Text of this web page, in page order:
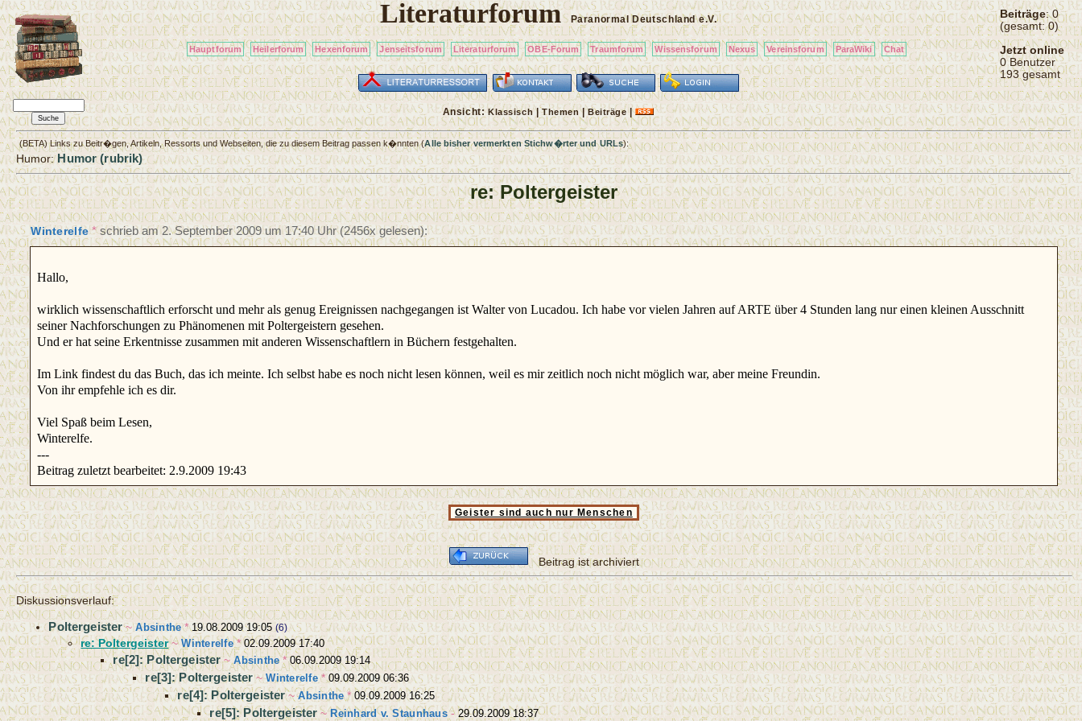
Beiträge: 0
(gesamt: 0)
Jetzt online
0 Benutzer
193 gesamt
Literaturforum Paranormal Deutschland e.V.
Hauptforum Heilerforum Hexenforum Jenseitsforum Literaturforum OBE-Forum Traumforum Wissensforum Nexus Vereinsforum ParaWiki Chat
Ansicht:Klassisch|Themen|Beiträge |
(BETA) Links zu Beitr�gen, Artikeln, Ressorts und Webseiten, die zu diesem Beitrag passen k�nnten (Alle bisher vermerkten Stichw�rter und URLs):
Humor:Humor (rubrik)
re: Poltergeister
Winterelfe*schrieb am 2. September 2009 um 17:40 Uhr(2456x gelesen):
Hallo,
wirklich wissenschaftlich erforscht und mehr als genug Ereignissen nachgegangen ist Walter von Lucadou. Ich habe vor vielen Jahren auf ARTE über 4 Stunden lang nur einen kleinen Ausschnitt
seiner Nachforschungen zu Phänomenen mit Poltergeistern gesehen.
Und er hat seine Erkentnisse zusammen mit anderen Wissenschaftlern in Büchern festgehalten.
Im Link findest du das Buch, das ich meinte. Ich selbst habe es noch nicht lesen können, weil es mir zeitlich noch nicht möglich war, aber meine Freundin.
Von ihr empfehle ich es dir.
Viel Spaß beim Lesen,
Winterelfe.
---
Beitrag zuletzt bearbeitet: 2.9.2009 19:43
Geister sind auch nur Menschen
Beitrag ist archiviert
Diskussionsverlauf:
Poltergeister~Absinthe*19.08.2009 19:05 (6)
re: Poltergeister~Winterelfe*02.09.2009 17:40
re[2]: Poltergeister~Absinthe*06.09.2009 19:14
re[3]: Poltergeister~Winterelfe*09.09.2009 06:36
re[4]: Poltergeister~Absinthe*09.09.2009 16:25
re[5]: Poltergeister ~Reinhard v. Staunhaus- 29.09.2009 18:37